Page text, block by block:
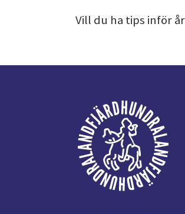
Vill du ha tips inför